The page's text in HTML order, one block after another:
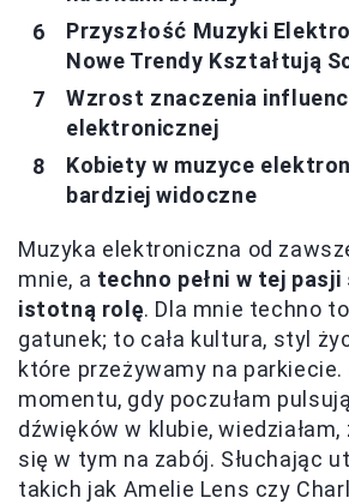
Przyszłość Muzyki
Nowe Trendy Kształtują
Wzrost znaczenia
elektronicznej
Kobiety w muzyce
bardziej widoczne
Muzyka elektroniczna od
mnie, a techno pełni w tej
istotną rolę. Dla mnie techno
gatunek; to cała kultura, styl
które przeżywamy na parkiecie.
momentu, gdy poczułam
dźwięków w klubie, wiedziałam,
się w tym na zabój. Słuchając
takich jak Amelie Lens czy